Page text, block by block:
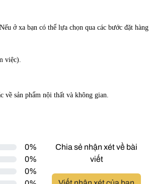
ở xa bạn có thể lựa chọn qua các bước đặt hàng
việc).
sản phẩm nội thất và không gian.
0%
0%
0%
Chia sẻ nhận xét về bài
viết